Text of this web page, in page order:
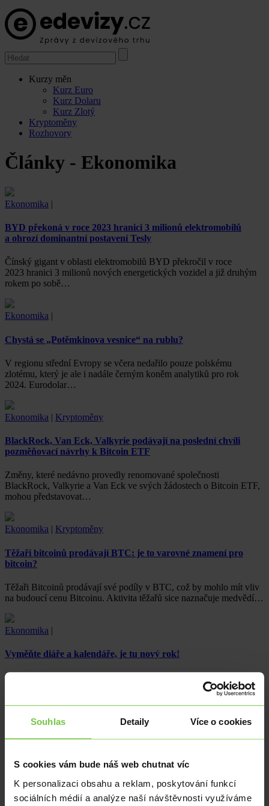
Souhlas Detaily Více o cookies
S cookies vám bude náš web chutnat víc
K personalizaci obsahu a reklam, poskytování funkcí
sociálních médií a analýze naší návštěvnosti využíváme
Kurzy měn
Kurz Euro
Kurz Dolaru
Kurz Zlotý
Kryptoměny
Rozhovory
Články - Ekonomika
Ekonomika |
BYD překoná v roce 2023 hranici 3 milionů elektromobilů
a ohrozí dominantní postavení Tesly
Čínský gigant v oblasti elektromobilů BYD překročil v roce
2023 hranici 3 milionů nových energetických vozidel a již druhým
rokem po sobě…
Ekonomika |
Chystá se „Potěmkinova vesnice“ na rublu?
V regionu střední Evropy se včera nedařilo pouze polskému
zlotému, který je ale i nadále černým koněm analytiků pro rok
2024. Eurodolar…
Ekonomika | Kryptoměny
BlackRock, Van Eck, Valkyrie podávají na poslední chvíli
pozměňovací návrhy k Bitcoin ETF
Změny, které nedávno provedly renomované společnosti
BlackRock, Valkyrie a Van Eck ve svých žádostech o Bitcoin ETF,
mohou představovat…
Ekonomika Kryptoměny
Těžaři bitcoinů prodávají BTC: je to varovné znamení pro
bitcoin?
Těžaři Bitcoinů prodávají své podíly v BTC, což by mohlo mít vliv
na budoucí cenu Bitcoinu. Aktivita těžařů sice naznačuje medvědí…
Ekonomika |
Vyměňte diáře a kalendáře, je tu nový rok!
Vítejte v novém roce! Konec roku přinesl jen makrodata okrajového
významu. Inflace ve Španělsku ustupuje. V Chicagu zpomalila
Koruna nadále ztrácí. Zlotý je nejdražší za poslední dva měsíce.
Dnešek bez zajímavých zpráv.